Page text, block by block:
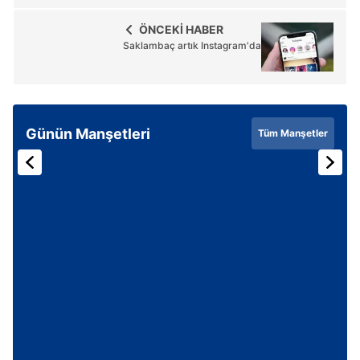
ÖNCEKİ HABER
Saklambaç artık Instagram'da
Günün Manşetleri Tüm Manşetler